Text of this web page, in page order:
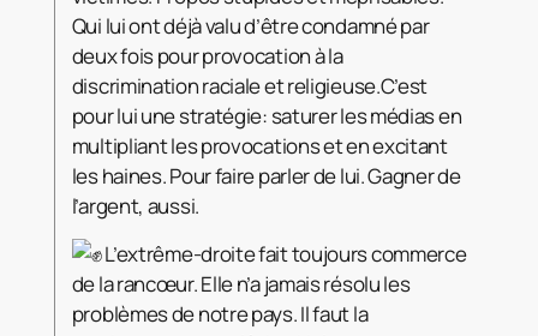
Qui lui ont déjà valu d’être condamné par
deux fois pour provocation à la
discrimination raciale et religieuse.C’est
pour lui une stratégie: saturer les médias en
multipliant les provocations et en excitant
les haines. Pour faire parler de lui. Gagner de
l’argent, aussi.
L’extrême-droite fait toujours commerce
de la rancœur. Elle n’a jamais résolu les
problèmes de notre pays. Il faut la